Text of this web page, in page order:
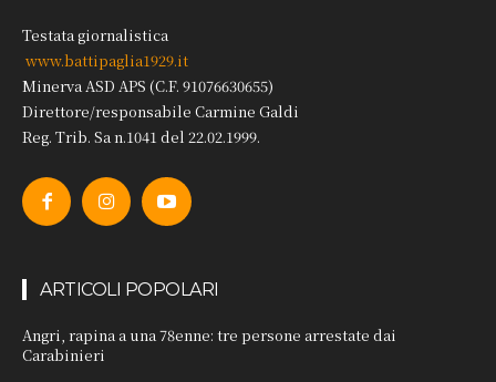
Testata giornalistica
www.battipaglia1929.it
Minerva ASD APS (C.F. 91076630655)
Direttore/responsabile Carmine Galdi
Reg. Trib. Sa n.1041 del 22.02.1999.
ARTICOLI POPOLARI
Angri, rapina a una 78enne: tre persone arrestate dai
Carabinieri